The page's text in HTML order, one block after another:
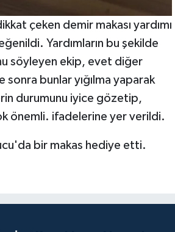
çeken demir makası yardımı
Yardımların bu şekilde
söyleyen ekip, evet diğer
bunlar yığılma yaparak
durumunu iyice gözetip,
önemli. ifadelerine yer verildi.
bir makas hediye etti.